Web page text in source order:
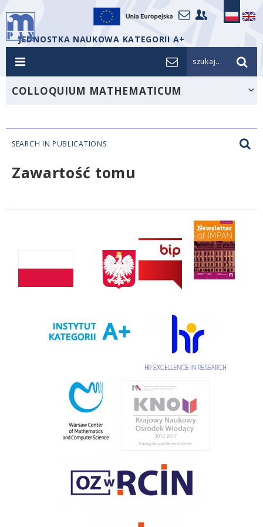
JEDNOSTKA NAUKOWA KATEGORII A+
szukaj...
COLLOQUIUM MATHEMATICUM
SEARCH IN PUBLICATIONS
Zawartość tomu